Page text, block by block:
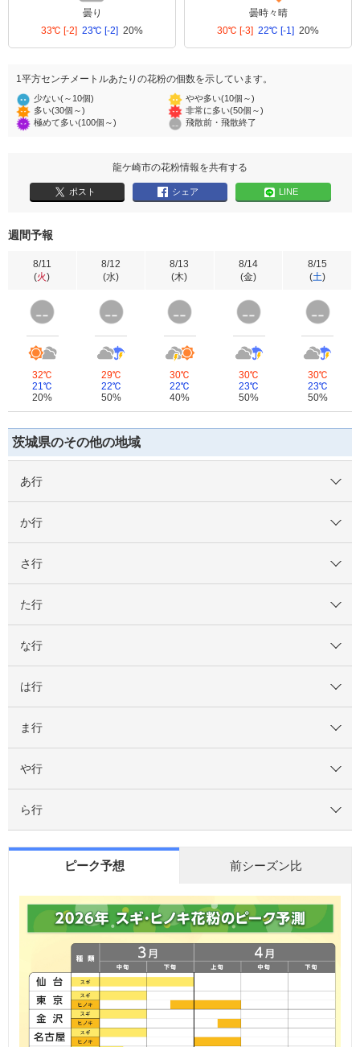
曇り
33℃ [-2] 23℃ [-2] 20%
曇時々晴
30℃ [-3] 22℃ [-1] 20%
1平方センチメートルあたりの花粉の個数を示しています。
少ない(～10個)
やや多い(10個～)
多い(30個～)
非常に多い(50個～)
極めて多い(100個～)
飛散前・飛散終了
龍ケ崎市の花粉情報を共有する
ポスト シェア LINE
週間予報
8/11
(火)
32℃
21℃
20%
8/12
(水)
29℃
22℃
50%
8/13
(木)
30℃
22℃
40%
8/14
(金)
30℃
23℃
50%
8/15
(土)
30℃
23℃
50%
茨城県のその他の地域
あ行
か行
さ行
た行
な行
は行
ま行
や行
ら行
ピーク予想 前シーズン比